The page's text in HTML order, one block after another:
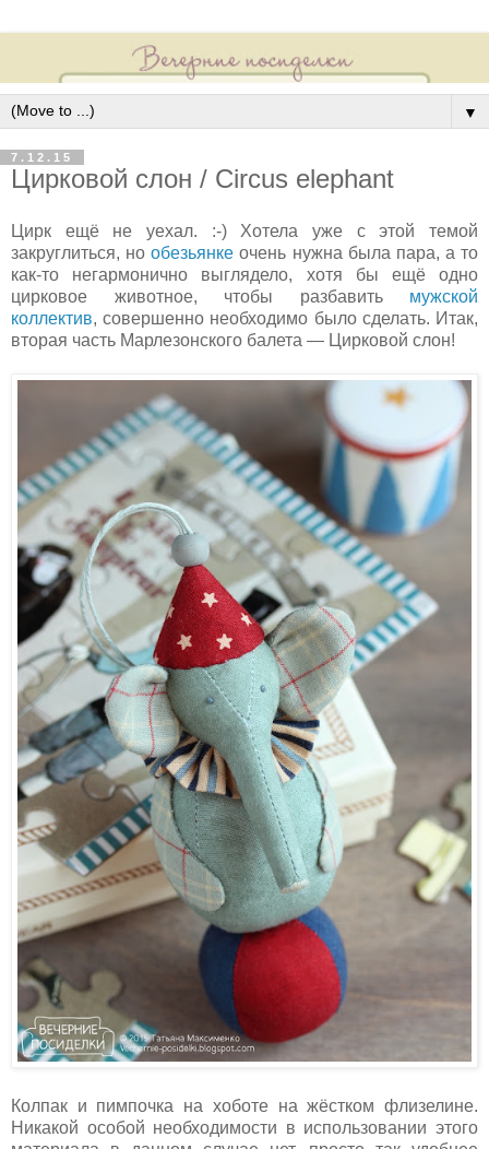
▼
7.12.15
Цирковой слон / Circus elephant
Ц ирк ещё не уехал. :-) Хотела уже с этой темой
закруглиться, нообезьянке очень нужна была пара, а то
как-то негармонично выглядело, хотя бы ещё одно
цирковое животное, чтобы разбавить мужской
коллектив, совершенно необходимо было сделать. Итак,
вторая часть Марлезонского балета — Цирковой слон!
Колпак и пимпочка на хоботе на жёстком флизелине.
Никакой особой необходимости в использовании этого